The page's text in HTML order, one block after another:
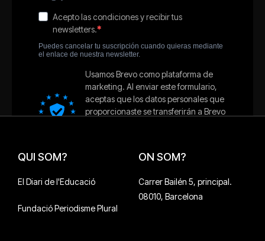
QUI SOM?
El Diari de l'Educació
Fundació Periodisme Plural
ON SOM?
Carrer Bailén 5, principal.
08010, Barcelona